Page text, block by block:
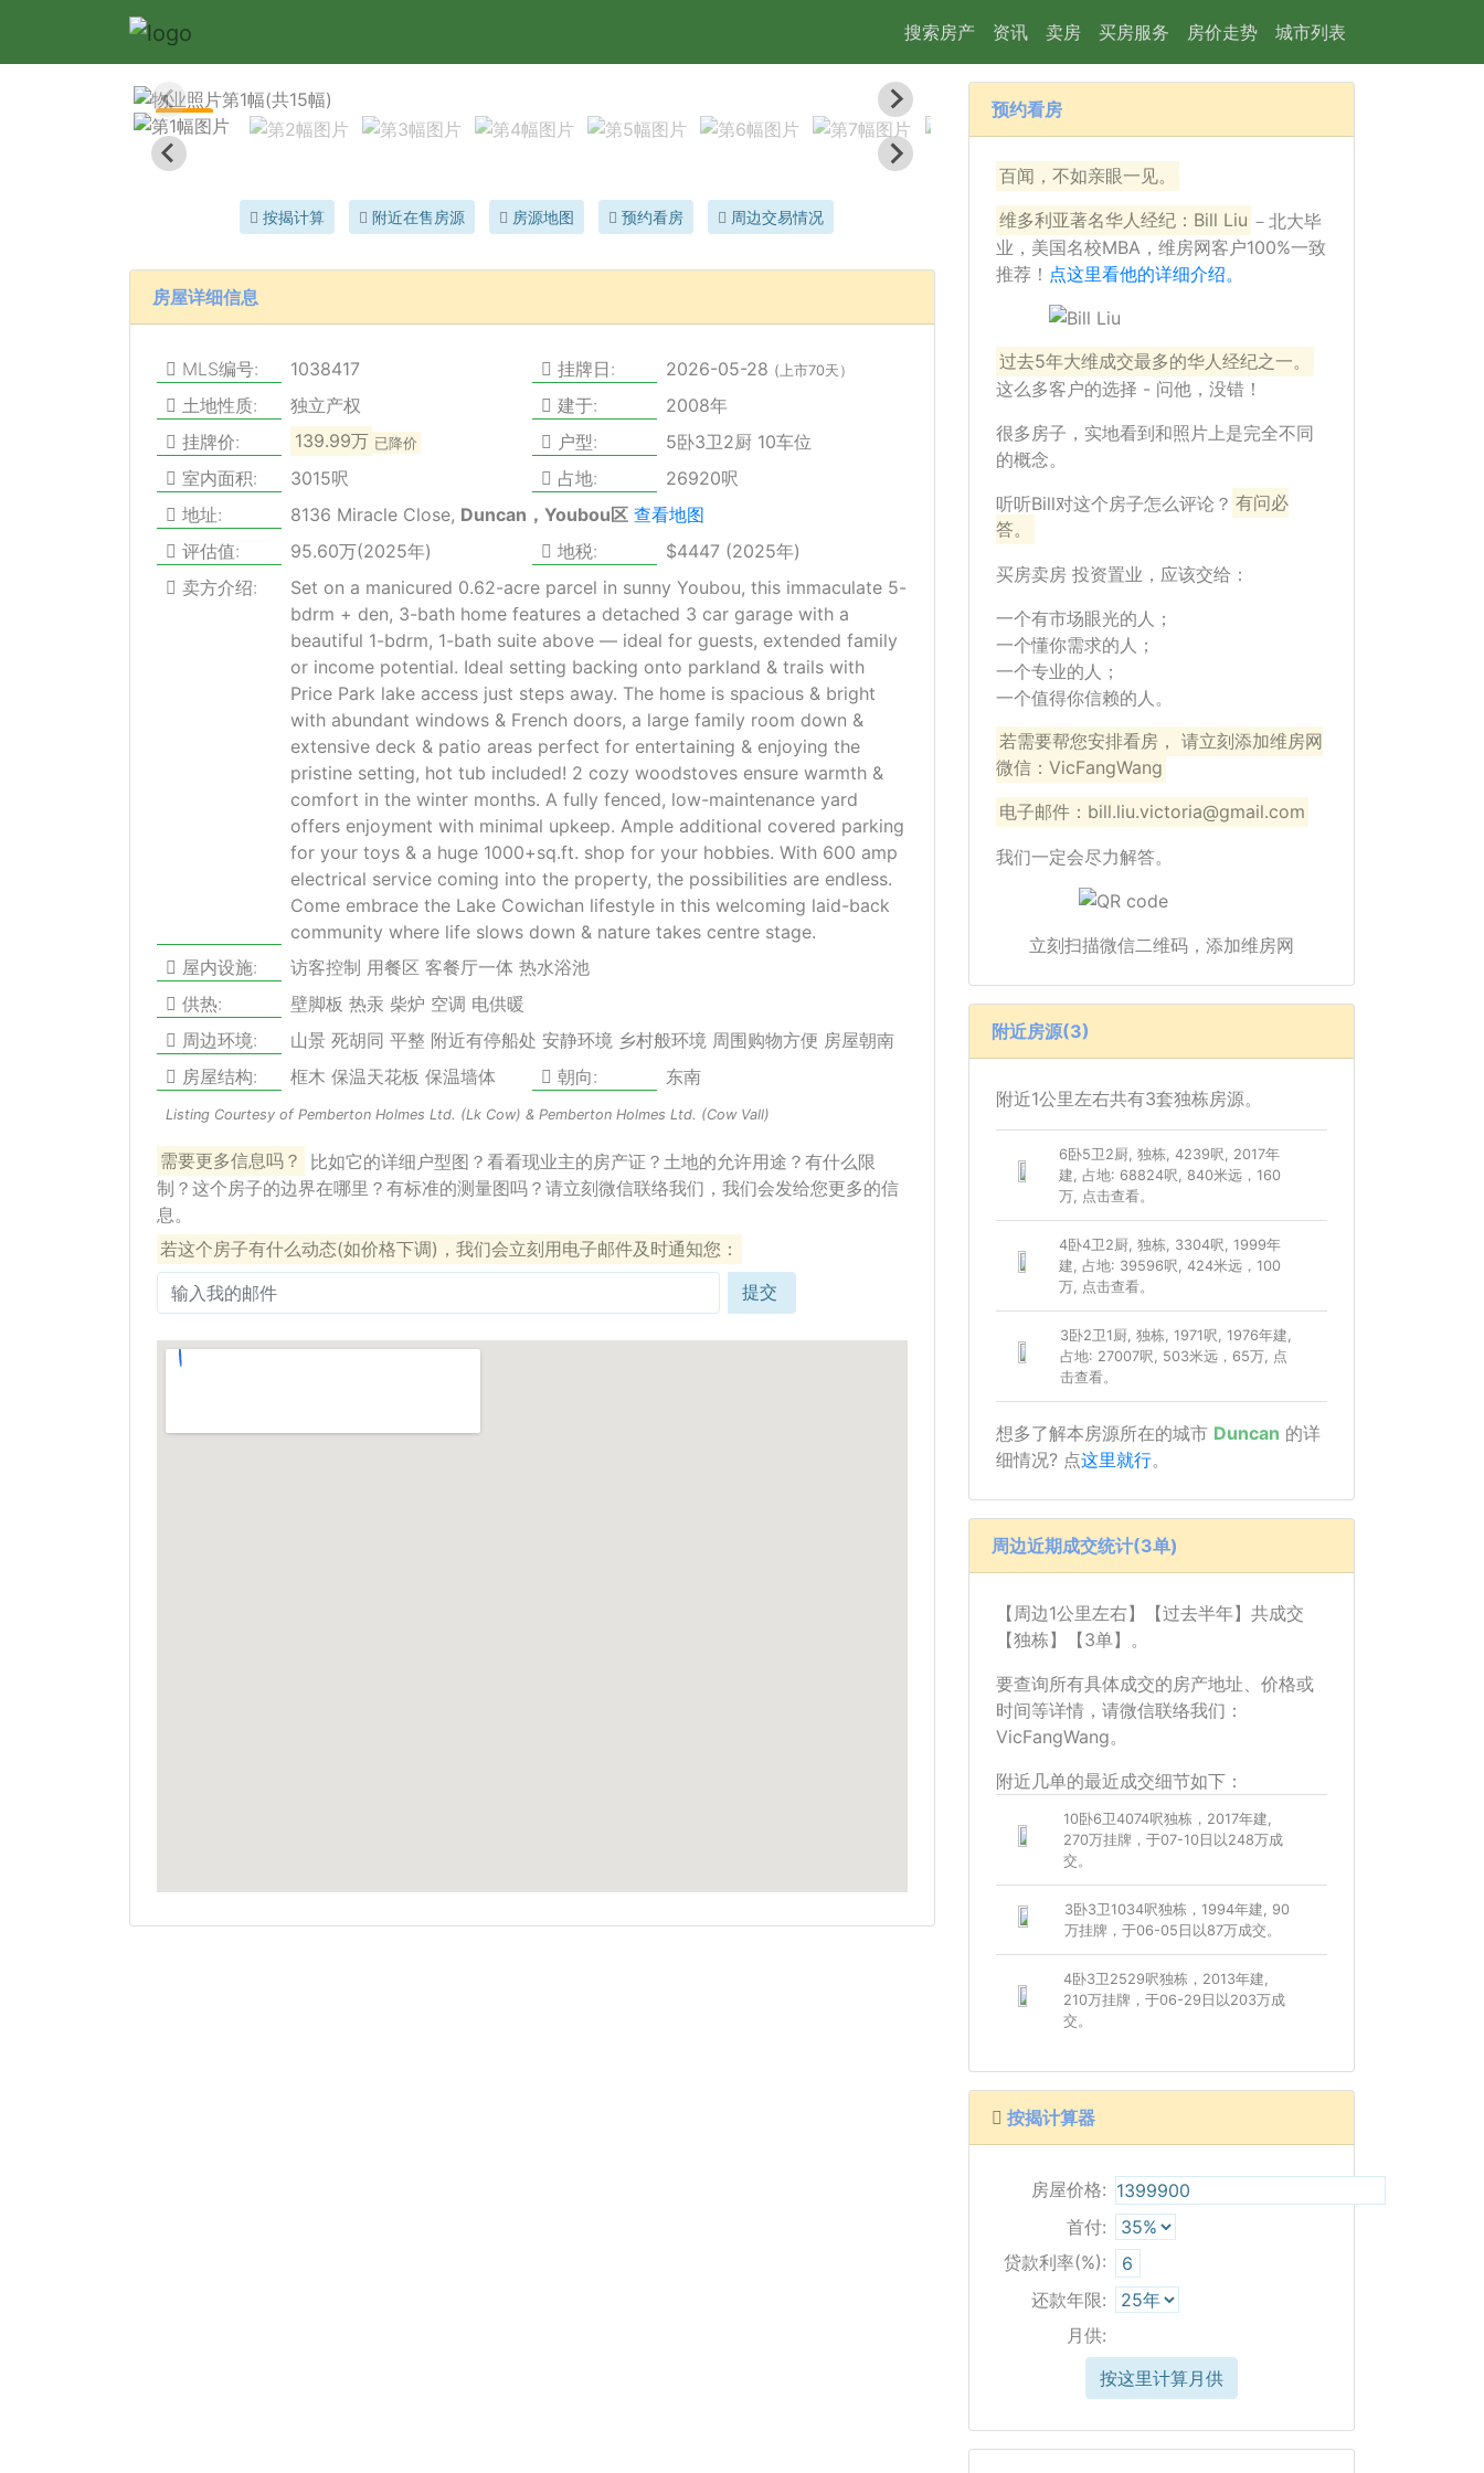
搜索房产 资讯 卖房 买房服务 房价走势 城市列表
1/15 2/15
按揭计算 附近在售房源 房源地图 预约看房 周边交易情况
房屋详细信息
MLS编号: 1038417 挂牌日: 2026-05-28 (上市70天）
土地性质: 独立产权 建于:
2008年
挂牌价:
139.99万 已降价 户型:
5卧3卫2厨 10车位
室内面积:
3015呎 占地:
26920呎
地址:
8136 Miracle Close, Duncan，Youbou区 查看地图
评估值:
95.60万(2025年) 地税:
$4447 (2025年)
卖方介绍:
Set on a manicured 0.62-acre parcel in sunny Youbou, this immaculate 5-
bdrm + den, 3-bath home features a detached 3 car garage with a
beautiful 1-bdrm, 1-bath suite above — ideal for guests, extended family
or income potential. Ideal setting backing onto parkland & trails with
Price Park lake access just steps away. The home is spacious & bright
with abundant windows & French doors, a large family room down &
extensive deck & patio areas perfect for entertaining & enjoying the
pristine setting, hot tub included! 2 cozy woodstoves ensure warmth &
comfort in the winter months. A fully fenced, low-maintenance yard
offers enjoyment with minimal upkeep. Ample additional covered parking
for your toys & a huge 1000+sq.ft. shop for your hobbies. With 600 amp
electrical service coming into the property, the possibilities are endless.
Come embrace the Lake Cowichan lifestyle in this welcoming laid-back
community where life slows down & nature takes centre stage.
屋内设施:
访客控制 用餐区 客餐厅一体 热水浴池
供热:
壁脚板 热汞 柴炉 空调 电供暖
周边环境:
山景 死胡同 平整 附近有停船处 安静环境 乡村般环境 周围购物方便 房屋朝南
房屋结构:
框木 保温天花板 保温墙体 朝向: 东南
Listing Courtesy of Pemberton Holmes Ltd. (Lk Cow) & Pemberton Holmes Ltd. (Cow Vall)
需要更多信息吗？
比如它的详细户型图？看看现业主的房产证？土地的允许用途？有什么限
制？这个房子的边界在哪里？有标准的测量图吗？请立刻微信联络我们，我们会发给您更多的信
息。
若这个房子有什么动态(如价格下调)，我们会立刻用电子邮件及时通知您：
提交
预约看房
百闻，不如亲眼一见。
维多利亚著名华人经纪：Bill Liu －北大毕
业，美国名校MBA，维房网客户100%一致
推荐！ 点这里看他的详细介绍。
过去5年大维成交最多的华人经纪之一。
这么多客户的选择 - 问他，没错！
很多房子，实地看到和照片上是完全不同
的概念。
听听Bill对这个房子怎么评论？ 有问必
答。
买房卖房 投资置业，应该交给：
一个有市场眼光的人；
一个懂你需求的人；
一个专业的人；
一个值得你信赖的人。
若需要帮您安排看房， 请立刻添加维房网
微信：VicFangWang
电子邮件：bill.liu.victoria@gmail.com
我们一定会尽力解答。
立刻扫描微信二维码，添加维房网
附近房源(3)
附近1公里左右共有3套独栋房源。
6卧5卫2厨, 独栋, 4239呎, 2017年
建, 占地: 68824呎, 840米远，160
万, 点击查看。
4卧4卫2厨, 独栋, 3304呎, 1999年
建, 占地: 39596呎, 424米远，100
万, 点击查看。
3卧2卫1厨, 独栋, 1971呎, 1976年建,
占地: 27007呎, 503米远，65万, 点
击查看。
想多了解本房源所在的城市 Duncan 的详
细情况? 点这里就行。
周边近期成交统计(3单)
【周边1公里左右】【过去半年】共成交
【独栋】【3单】。
要查询所有具体成交的房产地址、价格或
时间等详情，请微信联络我们：
VicFangWang。
附近几单的最近成交细节如下：
10卧6卫4074呎独栋，2017年建,
270万挂牌，于07-10日以248万成
交。
3卧3卫1034呎独栋，1994年建, 90
万挂牌，于06-05日以87万成交。
4卧3卫2529呎独栋，2013年建,
210万挂牌，于06-29日以203万成
交。
按揭计算器
房屋价格:
首付:
贷款利率(%):
还款年限:
月供:
按这里计算月供